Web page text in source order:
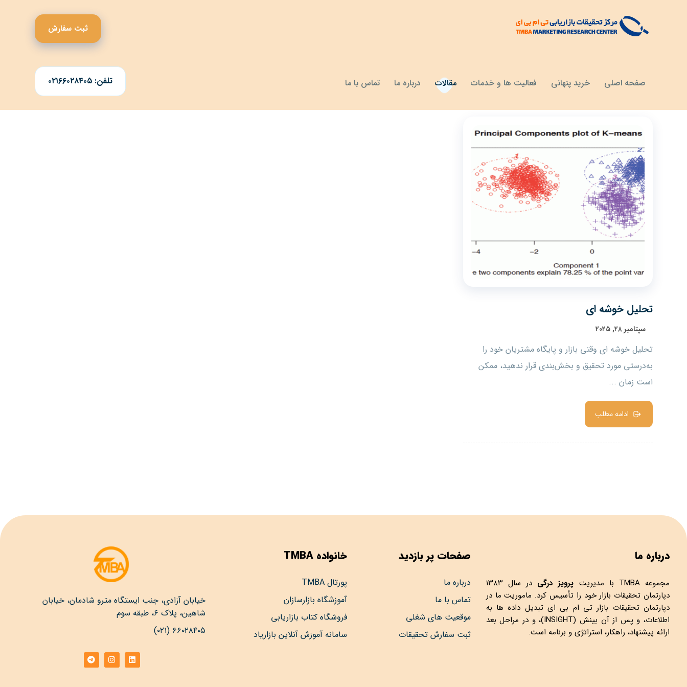
صفحه اصلی خرید پنهانی فعالیت ها و خدمات مقالات درباره ما تماس با ما
ثبت سفارش
تلفن: ۰۲۱۶۶۰۲۸۴۰۵
تحلیل خوشه ای
سپتامبر ۲۸, ۲۰۲۵
تحلیل خوشه ای وقتی بازار و پایگاه مشتریان خود را
به‌درستی مورد تحقیق و بخش‌بندی قرار ندهید، ممکن
است زمان ...
ادامه مطلب
درباره ما
مجموعهTMBA با مدیریت پرویز درگی
در سال ۱۳۸۳
دپارتمان تحقیقات بازار خود را تأسیس کرد. ماموریت ما در
دپارتمان تحقیقات بازار تی ام بی ای تبدیل داده ها به
اطلاعات، و پس از آن بینش (INSIGHT)، و در مراحل بعد
ارائه پیشنهاد، راهکار، استراتژی و برنامه است.
صفحات پر بازدید
درباره ما
تماس با ما
موقعیت های شغلی
ثبت سفارش تحقیقات
خانواده TMBA
پورتال TMBA
آموزشگاه بازارسازان
فروشگاه کتاب بازاریابی
سامانه آموزش آنلاین بازاریاد
خیابان آزادی، جنب ایستگاه مترو شادمان، خیابان
شاهین، پلاک ۶، طبقه سوم
۶۶۰۲۸۴۰۵ (۰۲۱)